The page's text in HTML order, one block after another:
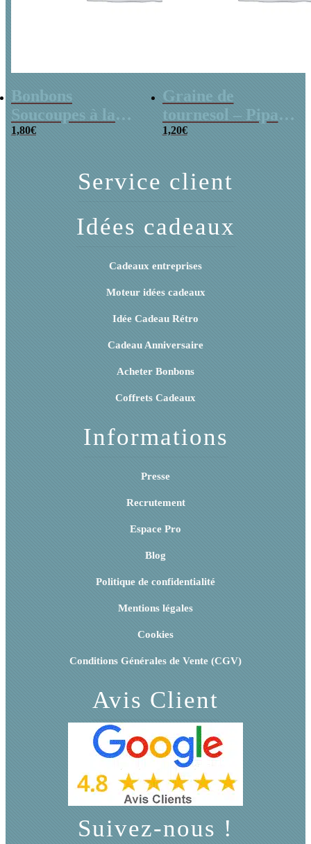
Bonbons
Soucoupes à la
poudre (x20)
1,80€
Graine de
tournesol – Pipas
x 3
1,20€
Service client
Idées cadeaux
Cadeaux entreprises
Moteur idées cadeaux
Idée Cadeau Rétro
Cadeau Anniversaire
Acheter Bonbons
Coffrets Cadeaux
Informations
Presse
Recrutement
Espace Pro
Blog
Politique de confidentialité
Mentions légales
Cookies
Conditions Générales de Vente (CGV)
Avis Client
Suivez-nous !